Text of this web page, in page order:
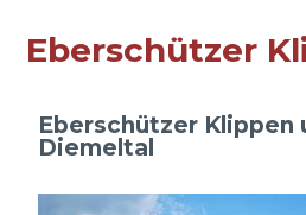
Eberschützer
Eberschützer Klippen
Diemeltal